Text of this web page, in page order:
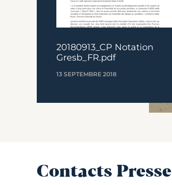
20180913_CP Notation
Gresb_FR.pdf
13 SEPTEMBRE 2018
Contacts Presse